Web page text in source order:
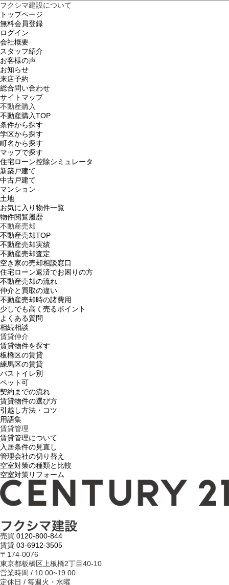
フクシマ建設について
トップページ
無料会員登録
ログイン
会社概要
スタッフ紹介
お客様の声
お知らせ
来店予約
総合問い合わせ
サイトマップ
不動産購入
不動産購入TOP
条件から探す
学区から探す
町名から探す
マップで探す
住宅ローン控除シミュレータ
新築戸建て
中古戸建て
マンション
土地
お気に入り物件一覧
物件閲覧履歴
不動産売却
不動産売却TOP
不動産売却実績
不動産売却査定
空き家の売却相談窓口
住宅ローン返済でお困りの方
不動産売却の流れ
仲介と買取の違い
不動産売却時の諸費用
少しでも高く売るポイント
よくある質問
相続相談
賃貸仲介
賃貸物件を探す
板橋区の賃貸
練馬区の賃貸
バストイレ別
ペット可
契約までの流れ
賃貸物件の選び方
引越し方法・コツ
用語集
賃貸管理
賃貸管理について
入居条件の見直し
管理会社の切り替え
空室対策の種類と比較
空室対策リフォーム
売買 0120-800-844
賃貸 03-6912-3505
〒174-0076
東京都板橋区上板橋2丁目40-10
営業時間 / 10:00~19:00
定休日 / 毎週火・水曜